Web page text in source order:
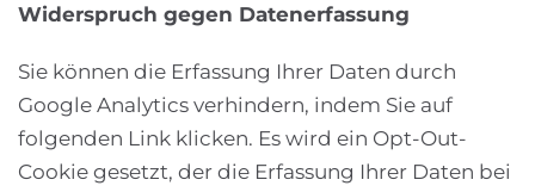
Widerspruch gegen Datenerfassung
Sie können die Erfassung Ihrer Daten durch
Google Analytics verhindern, indem Sie auf
folgenden Link klicken. Es wird ein Opt-Out-
Cookie gesetzt, der die Erfassung Ihrer Daten bei